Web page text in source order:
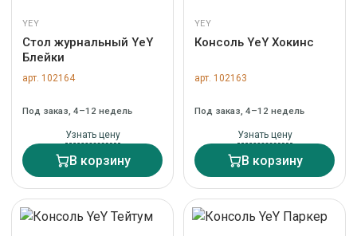
YEY
Стол журнальный YeY
Блейки
арт. 102164
Под заказ, 4–12 недель
Узнать цену
В корзину
YEY
Консоль YeY Хокинс
арт. 102163
Под заказ, 4–12 недель
Узнать цену
В корзину